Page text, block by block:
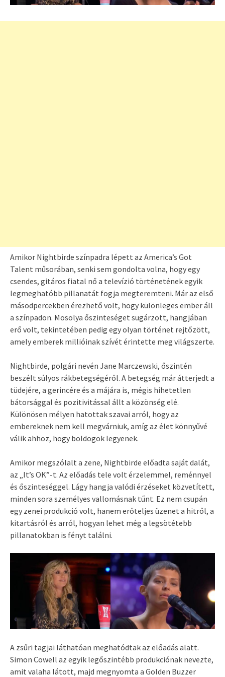
Amikor Nightbirde színpadra lépett az America’s Got
Talent műsorában, senki sem gondolta volna, hogy egy
csendes, gitáros fiatal nő a televízió történetének egyik
legmeghatóbb pillanatát fogja megteremteni. Már az első
másodpercekben érezhető volt, hogy különleges ember áll
a színpadon. Mosolya őszinteséget sugárzott, hangjában
erő volt, tekintetében pedig egy olyan történet rejtőzött,
amely emberek millióinak szívét érintette meg világszerte.
Nightbirde, polgári nevén Jane Marczewski, őszintén
beszélt súlyos rákbetegségéről. A betegség már átterjedt a
tüdejére, a gerincére és a májára is, mégis hihetetlen
bátorsággal és pozitivitással állt a közönség elé.
Különösen mélyen hatottak szavai arról, hogy az
embereknek nem kell megvárniuk, amíg az élet könnyűvé
válik ahhoz, hogy boldogok legyenek.
Amikor megszólalt a zene, Nightbirde előadta saját dalát,
az „It’s OK”-t. Az előadás tele volt érzelemmel, reménnyel
és őszinteséggel. Lágy hangja valódi érzéseket közvetített,
minden sora személyes vallomásnak tűnt. Ez nem csupán
egy zenei produkció volt, hanem erőteljes üzenet a hitről, a
kitartásról és arról, hogyan lehet még a legsötétebb
pillanatokban is fényt találni.
A zsűri tagjai láthatóan meghatódtak az előadás alatt.
Simon Cowell az egyik legőszintébb produkciónak nevezte,
amit valaha látott, majd megnyomta a Golden Buzzer